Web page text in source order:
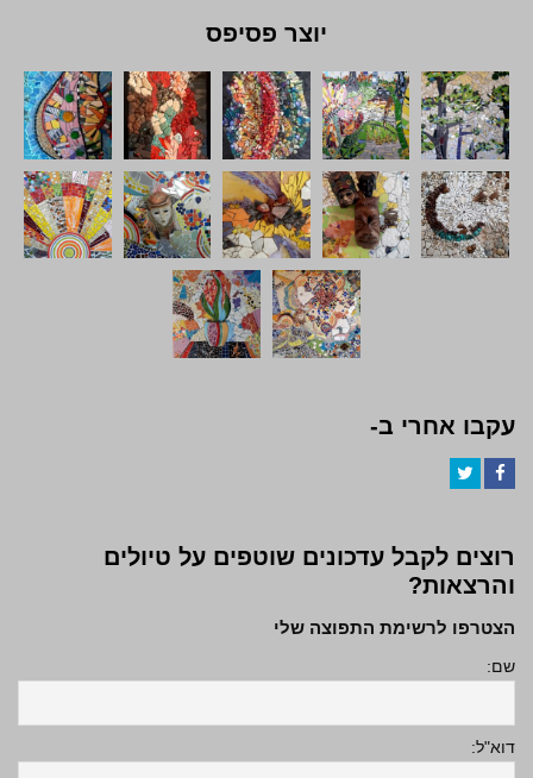
יוצר פסיפס
עקבו אחרי ב-
רוצים לקבל עדכונים שוטפים על טיולים
והרצאות?
הצטרפו לרשימת התפוצה שלי
שם:
דוא"ל: